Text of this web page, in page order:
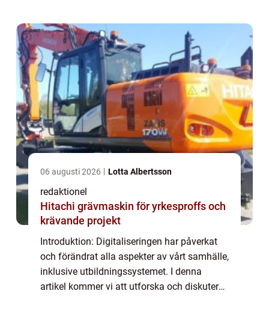
06 augusti 2026 Lotta Albertsson
redaktionel
Hitachi grävmaskin för yrkesproffs och
krävande projekt
Introduktion: Digitaliseringen har påverkat
och förändrat alla aspekter av vårt samhälle,
inklusive utbildningssystemet. I denna
artikel kommer vi att utforska och diskutera